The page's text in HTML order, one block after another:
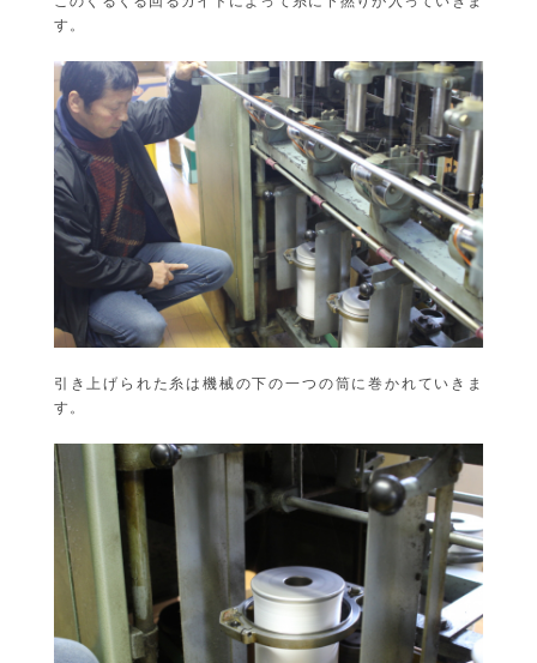
す。
引き上げられた糸は機械の下の一つの筒に巻かれていきま
す。